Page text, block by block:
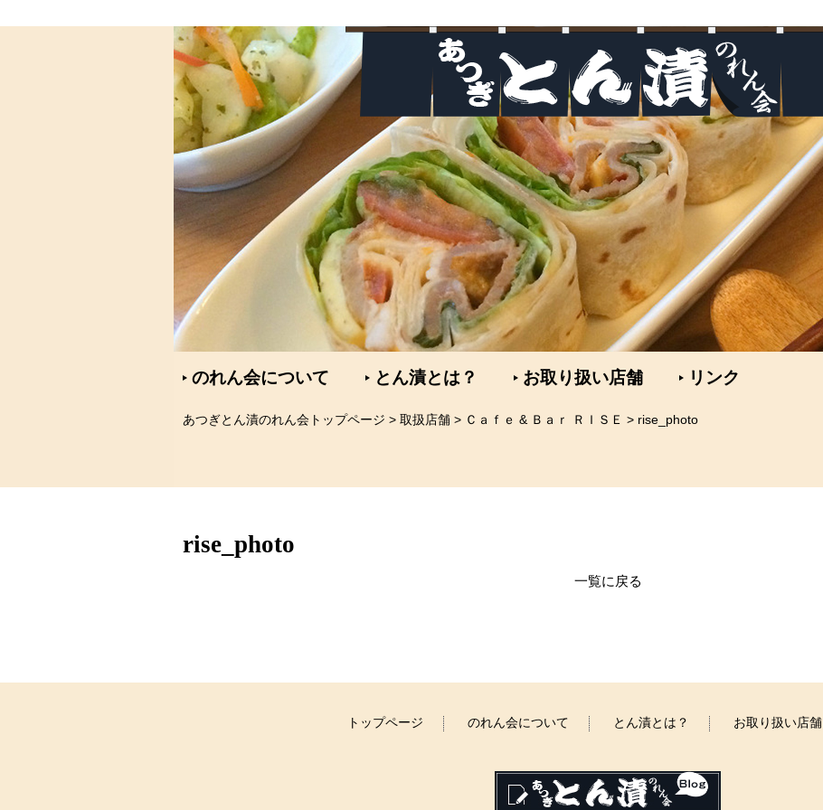
のれん会について とん漬とは？ お取り扱い店舗 リンク
あつぎとん漬のれん会 トップページ > 取扱店舗 > Ｃａｆｅ & Ｂａｒ ＲＩＳＥ > rise_photo
rise_photo
一覧に戻る
トップページ のれん会について とん漬とは？ お取り扱い店舗